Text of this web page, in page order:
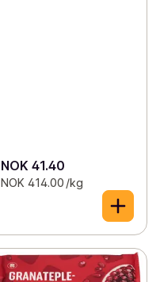
NOK 41.40
NOK 414.00 /kg